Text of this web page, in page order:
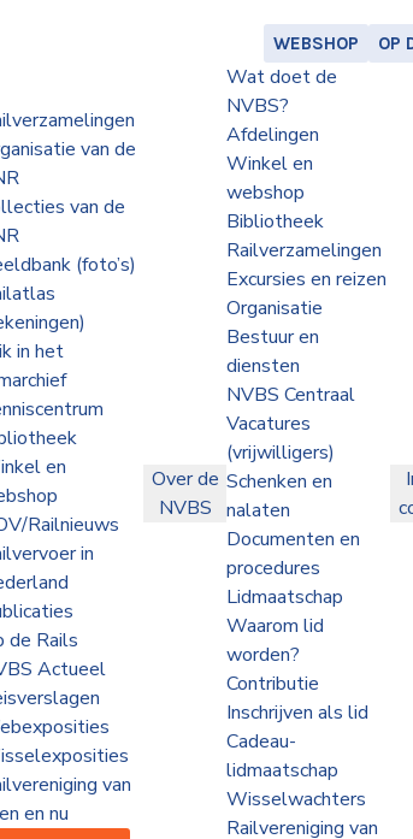
WEBSHOP OP
van de
van de
(foto’s)
in het
en
Railnieuws
in
de Rails
Actueel
van
en nu
Over de
NVBS
Wat doet de
NVBS?
Afdelingen
Winkel en
webshop
Bibliotheek
Railverzamelingen
Excursies en reizen
Organisatie
Bestuur en
diensten
NVBS Centraal
Vacatures
(vrijwilligers)
Schenken en
nalaten
Documenten en
procedures
Lidmaatschap
Waarom lid
worden?
Contributie
Inschrijven als lid
Cadeau-
lidmaatschap
Wisselwachters
Railvereniging van